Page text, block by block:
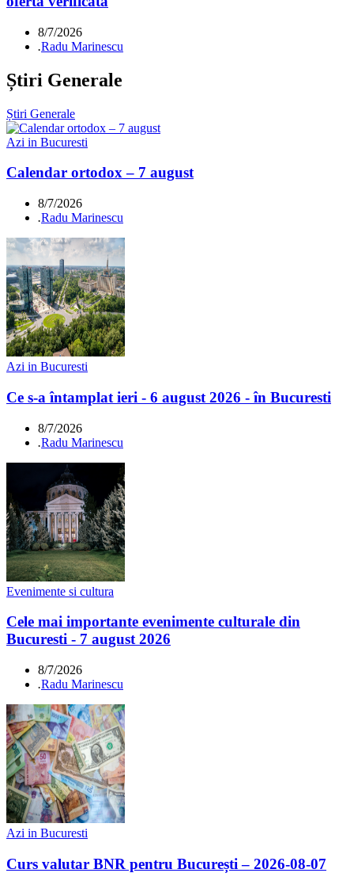
8/7/2026
.Radu Marinescu
Știri Generale
Știri Generale
Azi in Bucuresti
Calendar ortodox – 7 august
8/7/2026
.Radu Marinescu
Azi in Bucuresti
Ce s-a întamplat ieri - 6 august 2026 - în Bucuresti
8/7/2026
.Radu Marinescu
Evenimente si cultura
Cele mai importante evenimente culturale din
Bucuresti - 7 august 2026
8/7/2026
.Radu Marinescu
Azi in Bucuresti
Curs valutar BNR pentru București – 2026-08-07